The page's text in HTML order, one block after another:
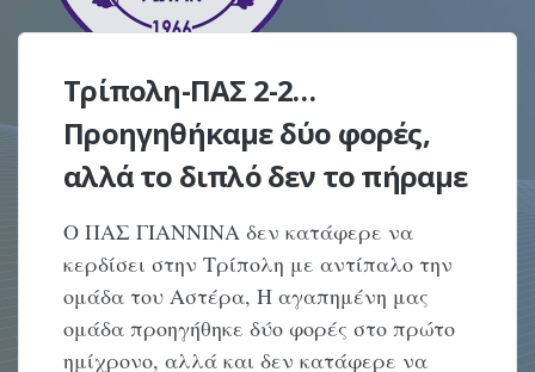
Τρίπολη-ΠΑΣ 2-2…
Προηγηθήκαμε δύο φορές,
αλλά το διπλό δεν το πήραμε
Ο ΠΑΣ ΓΙΑΝΝΙΝΑ δεν κατάφερε να
κερδίσει στην Τρίπολη με αντίπαλο την
ομάδα του Αστέρα, Η αγαπημένη μας
ομάδα προηγήθηκε δύο φορές στο πρώτο
ημίχρονο, αλλά και δεν κατάφερε να